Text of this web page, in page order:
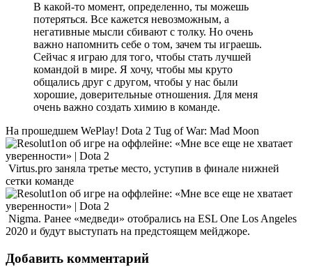
В какой-то момент, определенно, ты можешь
потеряться. Все кажется невозможным, а
негативные мысли сбивают с толку. Но очень
важно напомнить себе о том, зачем ты играешь.
Сейчас я играю для того, чтобы стать лучшей
командой в мире. Я хочу, чтобы мы круто
общались друг с другом, чтобы у нас были
хорошие, доверительные отношения. Для меня
очень важно создать химию в команде.
На прошедшем WePlay! Dota 2 Tug of War: Mad Moon
Virtus.pro заняла третье место, уступив в финале нижней
сетки команде
Nigma. Ранее «медведи» отобрались на ESL One Los Angeles
2020 и будут выступать на предстоящем мейджоре.
Добавить комментарий